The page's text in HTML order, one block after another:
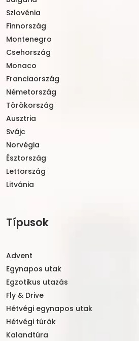
Szlovénia
Finnország
Montenegro
Csehország
Monaco
Franciaország
Németország
Törökország
Ausztria
Svájc
Norvégia
Észtország
Lettország
Litvánia
Típusok
Advent
Egynapos utak
Egzotikus utazás
Fly & Drive
Hétvégi egynapos utak
Hétvégi túrák
Kalandtúra